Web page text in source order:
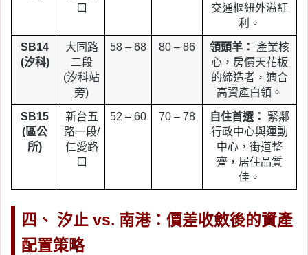
口
交通樞紐外溢紅
利。
SB14
(汐科)
大同路
二段
(汐科站
旁)
58 – 68 80 – 86 領頭羊：
產業核
心，房價天花板
的締造者，適合
高資產白領。
SB15
(區公
所)
新台五
路一段/
仁愛路
口
52 – 60 70 – 78 自住首選：
緊鄰
行政中心與運動
中心，街道整
齊，居住品質
佳。
四、 汐止 vs. 南港：價差收斂後的資產
配置策略